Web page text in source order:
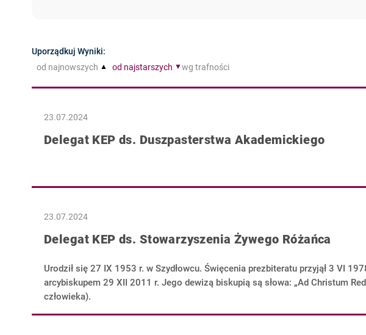
Uporządkuj Wyniki:
od najnowszych
od najstarszych wg trafności
23.07.2024
Delegat KEP ds. Duszpasterstwa Akademickiego
23.07.2024
Delegat KEP ds. Stowarzyszenia Żywego Różańca
Urodził się 27 IX 1953 r. w Szydłowcu. Święcenia prezbiteratu przyjął 3 VI
arcybiskupem 29 XII 2011 r. Jego dewizą biskupią są słowa: „Ad Christum
człowieka).